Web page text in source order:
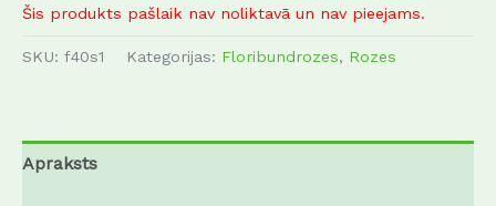
Šis produkts pašlaik nav noliktavā un nav pieejams.
SKU: f40s1 Kategorijas: Floribundrozes, Rozes
Apraksts